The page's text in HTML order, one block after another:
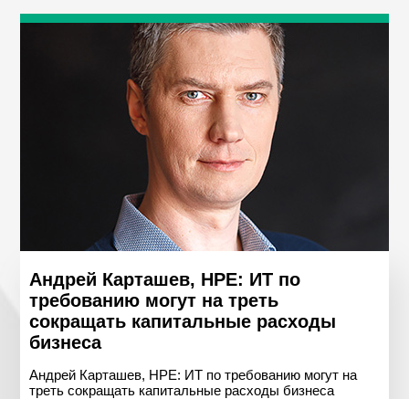
Андрей Карташев, HPE: ИТ по
требованию могут на треть
сокращать капитальные расходы
бизнеса
Андрей Карташев, HPE: ИТ по требованию могут на
треть сокращать капитальные расходы бизнеса